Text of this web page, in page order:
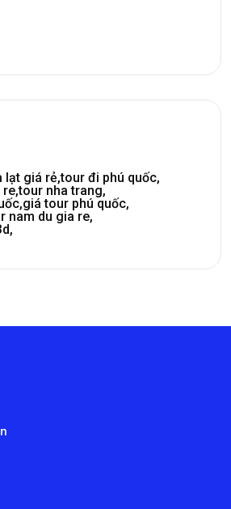
lạt giá rẻ,tour đi phú quốc,
re,tour nha trang,
giá tour phú quốc,
nam du gia re,